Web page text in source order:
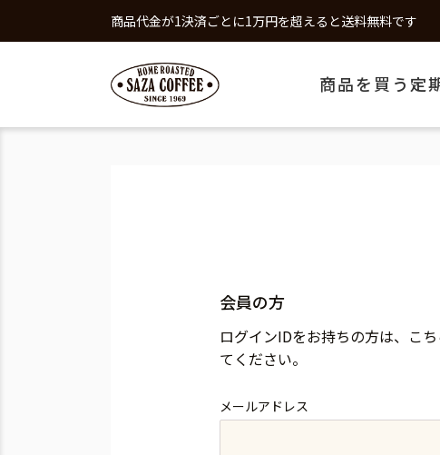
商品代金が1決済ごとに1万円を超えると送料無料です
商品を買う 定
会員の方
ログインIDをお持ちの方は、こ
てください。
メールアドレス